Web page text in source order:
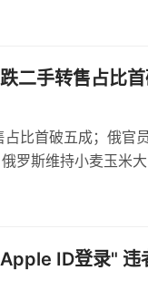
二手转售占比
比首破五成；俄官
罗斯维持小麦玉米
ID登录" 违